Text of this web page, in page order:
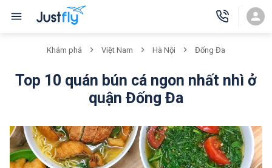
Khám phá Việt Nam Hà Nội Đống Đa
Top 10 quán bún cá ngon nhất nhì ở
quận Đống Đa